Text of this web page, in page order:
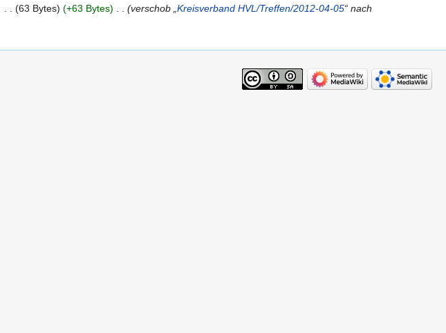
63 Bytes +63 Bytes verschob „ Kreisverband HVL/Treffen/2012-04-05“ nach